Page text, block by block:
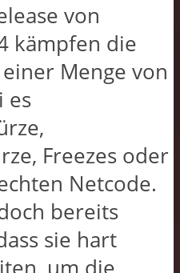
von
kämpfen die
Menge von
es
Freezes oder
Netcode.
bereits
sie hart